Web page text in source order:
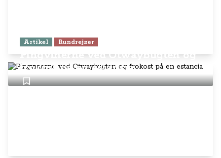
Artikel Rundrejser
Pingvinerne ved Otwaybugten og
frokost på en estancia